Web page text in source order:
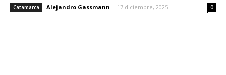
Catamarca Alejandro Gassmann - 17 diciembre, 2025 0